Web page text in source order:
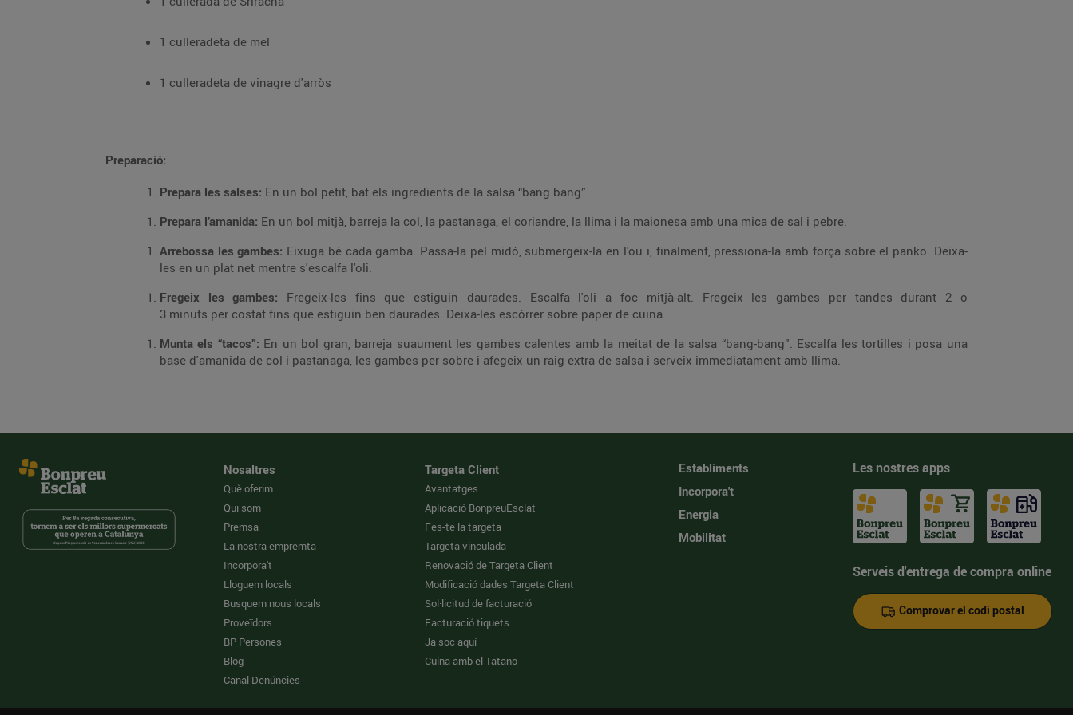
1 culleradeta de mel
1 culleradeta de vinagre d'arròs
Preparació:
Prepara les salses: En un bol petit, bat els ingredients de la salsa “bang bang”.
Prepara l’amanida: En un bol mitjà, barreja la col, la pastanaga, el coriandre, la llima i la maionesa amb una mica de sal i pebre.
Arrebossa les gambes: Eixuga bé cada gamba. Passa-la pel midó, submergeix-la en l'ou i, finalment, pressiona-la amb força sobre el panko. Deixa-
les en un plat net mentre s'escalfa l'oli.
Fregeix les gambes: Fregeix-les fins que estiguin daurades. Escalfa l'oli a foc mitjà-alt. Fregeix les gambes per tandes durant 2 o
3 minuts per costat fins que estiguin ben daurades. Deixa-les escórrer sobre paper de cuina.
Munta els “tacos”: En un bol gran, barreja suaument les gambes calentes amb la meitat de la salsa “bang-bang”. Escalfa les tortilles i posa una
base d'amanida de col i pastanaga, les gambes per sobre i afegeix un raig extra de salsa i serveix immediatament amb llima.
Nosaltres
Què oferim
Qui som
Premsa
La nostra empremta
Incorpora't
Lloguem locals
Busquem nous locals
Proveïdors
BP Persones
Blog
Canal Denúncies
Targeta Client
Avantatges
Aplicació BonpreuEsclat
Fes-te la targeta
Targeta vinculada
Renovació de Targeta Client
Modificació dades Targeta Client
Sol·licitud de facturació
Facturació tiquets
Ja soc aquí
Cuina amb el Tatano
Establiments
Incorpora't
Energia
Mobilitat
Les nostres apps
Serveis d'entrega de compra online
Comprovar el codi postal